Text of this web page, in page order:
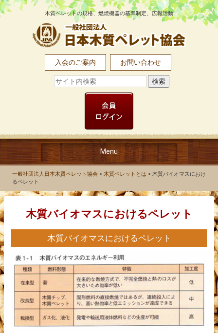
木質ペレットの規格、燃焼機器の基準制定、広報活動
入会のご案内 お問い合わせ
Menu
TOP
協会について
木質ペレットとは
JPA木質ペレット品質規格
木質ペレット燃料JAS0030品質規格
会員名簿
一般社団法人日本木質ペレット協会 > 木質ペレットとは > 木質バイオマスにおけ
るペレット
木質バイオマスにおけるペレット
木質バイオマスにおけるペレット